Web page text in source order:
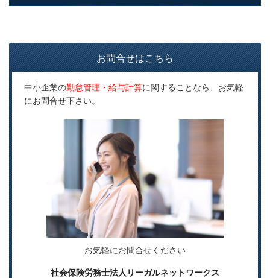
お問合せはこちら
中小企業の勤怠管理・給与計算に関することなら、お気軽
にお問合せ下さい。
お気軽にお問合せください
社会保険労務士法人リーガルネットワークス